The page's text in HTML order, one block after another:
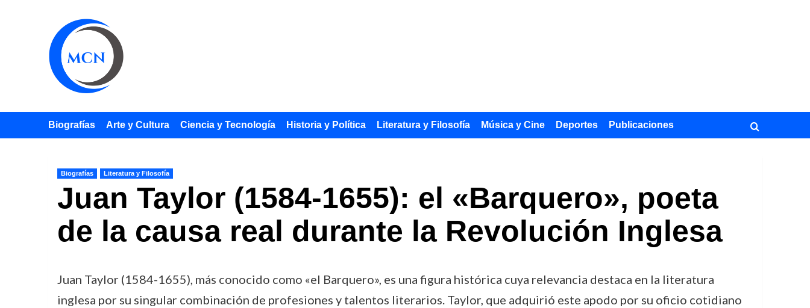
Biografías Arte y Cultura Ciencia y Tecnología Historia y Política Literatura y Filosofía Música y Cine Deportes Publicaciones
Biografías Literatura y Filosofía
Juan Taylor (1584-1655): el «Barquero», poeta
de la causa real durante la Revolución Inglesa
Juan Taylor (1584-1655), más conocido como «el Barquero», es una figura histórica cuya relevancia destaca en la literatura
inglesa por su singular combinación de profesiones y talentos literarios. Taylor, que adquirió este apodo por su oficio cotidiano